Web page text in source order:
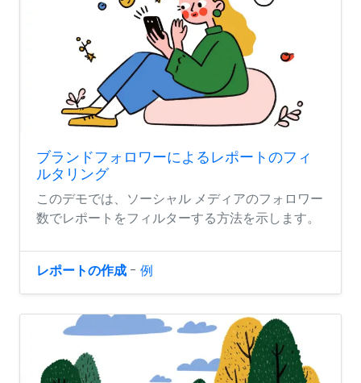
ブランドフォロワーによるレポートのフィ
ルタリング
このデモでは、ソーシャル メディアのフォロワー
数でレポートをフィルターする方法を示します。
レポートの作成 - 例